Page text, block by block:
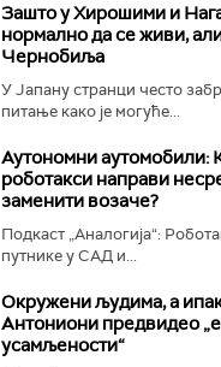
Зашто у Хирошими и
нормално да се живи,
Чернобиља
У Јапану странци често
питање како је могуће...
Аутономни аутомобили:
роботакси направи
заменити возаче?
Подкаст „Аналогија“:
путнике у САД и...
Окружени људима, а
Антониони предвидео
усамљености“